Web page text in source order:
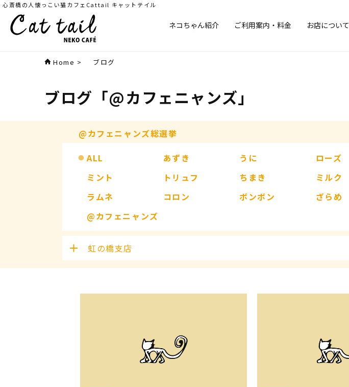
心斎橋の人懐っこい猫カフェCattail キャットテイル
ネコちゃん紹介 ご利用案内・料金 お店について
Home > ブログ
ブログ 「@カフェニャンズ」
@カフェニャンズ総選挙
ALL
あずき うに ローズ
ミント
トリュフ ちまき ミルク
ラムネ
コロン ボンボン ざらめ
@カフェニャンズ
虹の橋支店